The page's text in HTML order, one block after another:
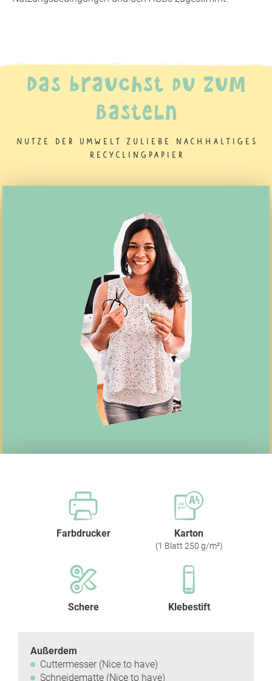
Das brauchst du zum
Basteln
Nutze der Umwelt zuliebe nachhaltiges
Recyclingpapier
Farbdrucker Karton
(1 Blatt 250 g/m²)
Schere Klebestift
Außerdem
Cuttermesser (Nice to have)
Schneidematte (Nice to have)